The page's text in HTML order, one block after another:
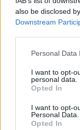
also be disclosed
Downstream
Personal Data
I want to opt-
personal data.
Opted In
I want to opt-
Personal Data.
Opted In